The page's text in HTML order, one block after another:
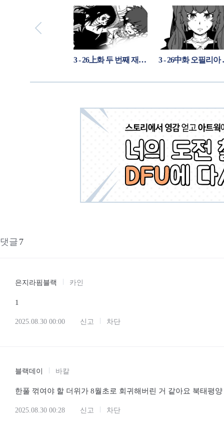
3 - 26上화 두 번째 재앙의 징조 3 -
댓글7
은지라핌블랙 카인
1
2025.08.30 00:00 신고 차단
블랙데이 바칼
한풀 꺾여야 할 더위가 8월초로 회귀해버린 거 같아요 북태평
2025.08.30 00:28 신고 차단